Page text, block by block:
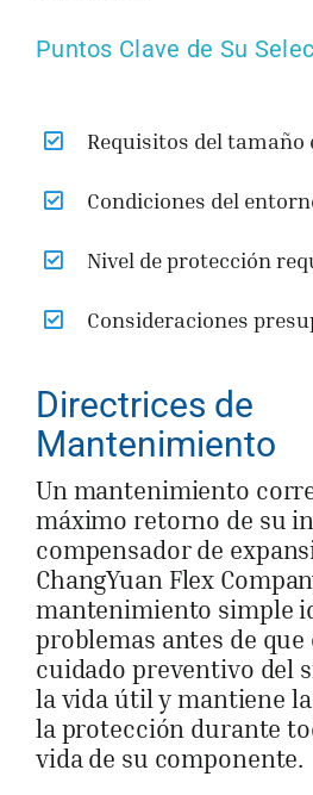
Puntos Clave de Su
Requisitos del tamaño
Condiciones del
Nivel de protección
Consideraciones
Directrices de
Mantenimiento
Un mantenimiento
máximo retorno de su
compensador de
ChangYuan Flex
mantenimiento simple
problemas antes de
cuidado preventivo del
la vida útil y mantiene
la protección durante
vida de su componente.